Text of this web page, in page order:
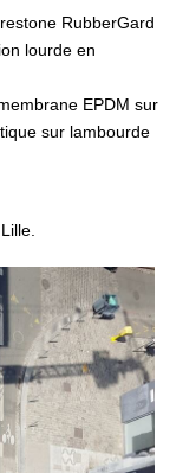
RubberGard
lourde en
EPDM sur
sur lambourde